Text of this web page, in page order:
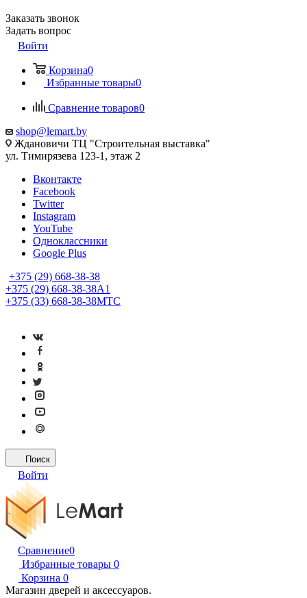
Заказать звонок
Задать вопрос
Войти
Корзина0
Избранные товары0
Сравнение товаров0
shop@lemart.by
Ждановичи ТЦ "Строительная выставка"
ул. Тимирязева 123-1, этаж 2
Вконтакте
Facebook
Twitter
Instagram
YouTube
Одноклассники
Google Plus
+375 (29) 668-38-38
+375 (29) 668-38-38A1
+375 (33) 668-38-38МТС
Поиск
Войти
Сравнение0
Избранные товары 0
Корзина 0
Магазин дверей и аксессуаров.